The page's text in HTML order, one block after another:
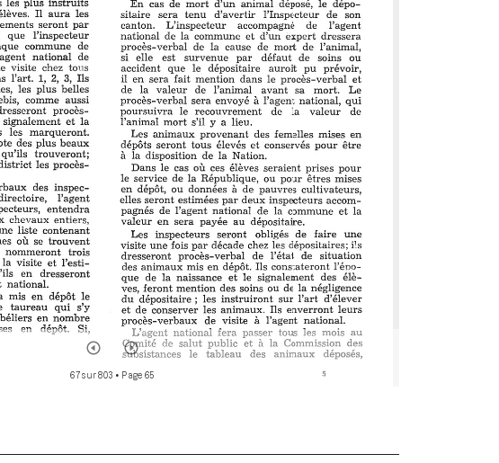
67 sur 803 • Page 65